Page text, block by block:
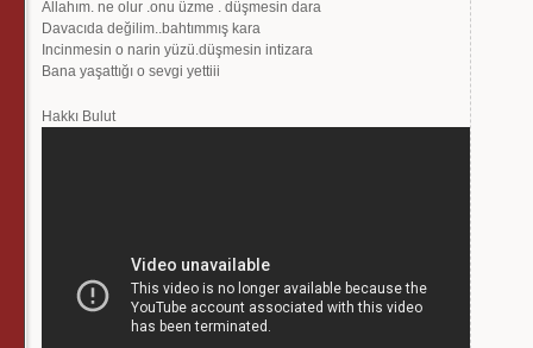
Allahım. ne olur .onu üzme . düşmesin dara
Davacıda değilim..bahtımmış kara
Incinmesin o narin yüzü.düşmesin intizara
Bana yaşattığı o sevgi yettiii
Hakkı Bulut